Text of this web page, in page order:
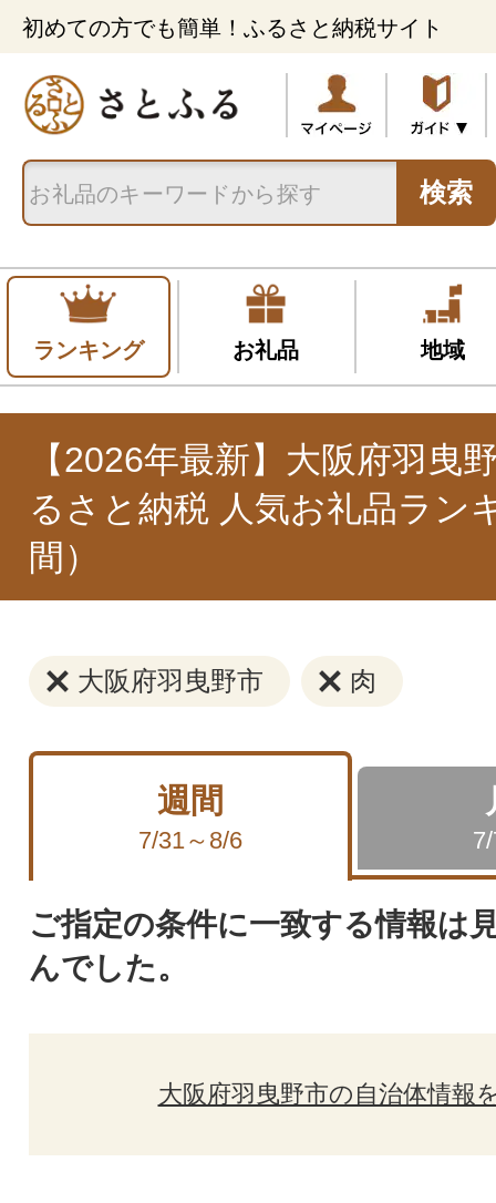
初めての方でも簡単！ふるさと納税サイト
検索
ランキング お礼品 地域
【2026年最新】大阪府羽曳
るさと納税 人気お礼品ラン
間）
大阪府羽曳野市 肉
週間
7/31～8/6
ご指定の条件に一致する情報は
んでした。
大阪府羽曳野市の自治体情報